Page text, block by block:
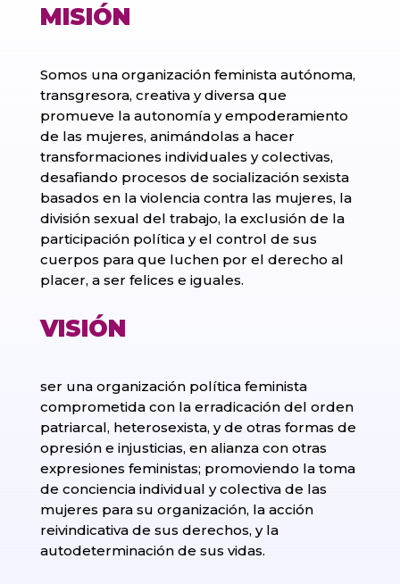
MISIÓN
Somos una organización feminista autónoma,
transgresora, creativa y diversa que
promueve la autonomía y empoderamiento
de las mujeres, animándolas a hacer
transformaciones individuales y colectivas,
desafiando procesos de socialización sexista
basados en la violencia contra las mujeres, la
división sexual del trabajo, la exclusión de la
participación política y el control de sus
cuerpos para que luchen por el derecho al
placer, a ser felices e iguales.
VISIÓN
ser una organización política feminista
comprometida con la erradicación del orden
patriarcal, heterosexista, y de otras formas de
opresión e injusticias, en alianza con otras
expresiones feministas; promoviendo la toma
de conciencia individual y colectiva de las
mujeres para su organización, la acción
reivindicativa de sus derechos, y la
autodeterminación de sus vidas.